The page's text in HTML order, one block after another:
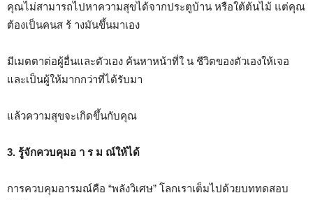
คุณไม่สามารถไปหาความสุขได้จากประตูบ้าน หรือใต้ต้นไม้ แต่คุณ
ต้องเป็นคนส ร้ างมันขึ้นมาเอง
มีเมตตาต่อผู้อื่นและตัวเอง ค้นหาหน้าที่ใ น ชีวิตของตัวเองให้เจอ
และเป็นผู้ให้มากกว่าที่ได้รับมา
แล้วความสุขจะเกิดขึ้นกับคุณ
3. รู้จักควบคุมอ า ร ม ณ์ให้ได้
การควบคุมอารมณ์คือ “พลังวิเศษ” โลกเราเต็มไปด้วยบททดสอบ